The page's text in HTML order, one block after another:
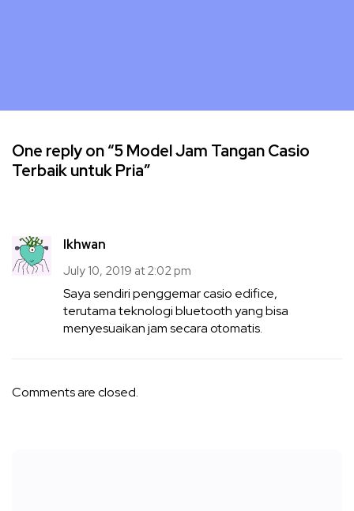
One reply on “5 Model Jam Tangan Casio
Terbaik untuk Pria”
Ikhwan
July 10, 2019 at 2:02 pm
Saya sendiri penggemar casio edifice,
terutama teknologi bluetooth yang bisa
menyesuaikan jam secara otomatis.
Comments are closed.